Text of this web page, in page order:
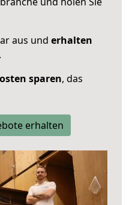
aus und erhalten
.
sparen, das
erhalten